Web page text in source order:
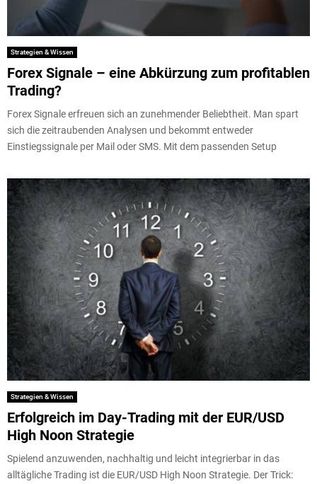
Strategien & Wissen
Forex Signale – eine Abkürzung zum profitablen
Trading?
Forex Signale erfreuen sich an zunehmender Beliebtheit. Man spart
sich die zeitraubenden Analysen und bekommt entweder
Einstiegssignale per Mail oder SMS. Mit dem passenden Setup
Strategien & Wissen
Erfolgreich im Day-Trading mit der EUR/USD
High Noon Strategie
Spielend anzuwenden, nachhaltig und leicht integrierbar in das
alltägliche Trading ist die EUR/USD High Noon Strategie. Der Trick: